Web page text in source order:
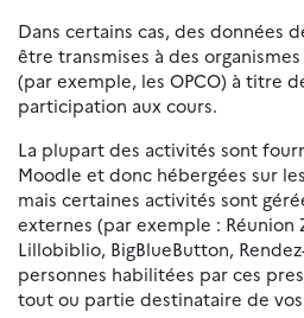
Dans certains cas, des données
être transmises à des
(par exemple, les OPCO) à titre
participation aux cours.
La plupart des activités sont
Moodle et donc hébergées sur
mais certaines activités sont
externes (par exemple : Réunion
Lillobiblio, BigBlueButton,
personnes habilitées par ces
tout ou partie destinataire de